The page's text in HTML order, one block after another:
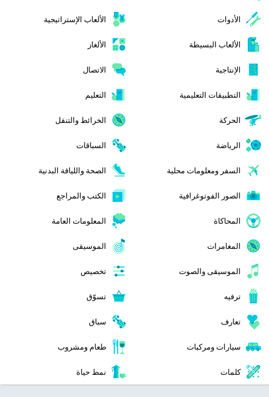
الأدوات الألعاب الإستراتيجية
الألعاب البسيطة الألغاز
الإنتاجية الاتصال
التطبيقات التعليمية التعليم
الحركة الخرائط والتنقل
الرياضة السباقات
السفر ومعلومات محلية الصحة واللياقة البدنية
الصور الفوتوغرافية الكتب والمراجع
المحاكاة المعلومات العامة
المغامرات الموسيقى
الموسيقى والصوت تخصيص
ترفيه تسوّق
تعارف سباق
سيارات ومركبات طعام ومشروب
كلمات نمط حياة